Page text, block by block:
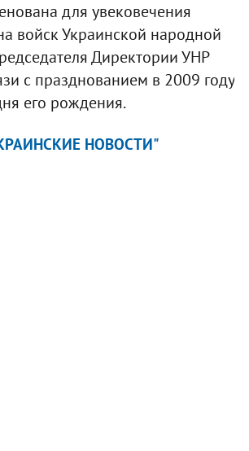
для увековечения
войск Украинской народной
Директории УНР
с празднованием в 2009 году
его рождения.
НОВОСТИ"